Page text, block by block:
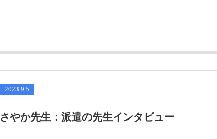
2023.9.5
さやか先生：派遣の先生インタビュー